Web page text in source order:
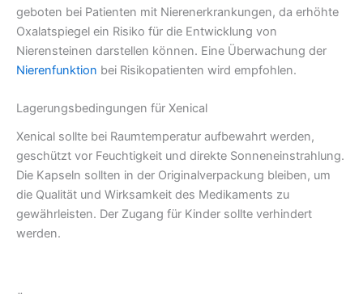
geboten bei Patienten mit Nierenerkrankungen, da erhöhte
Oxalatspiegel ein Risiko für die Entwicklung von
Nierensteinen darstellen können. Eine Überwachung der
Nierenfunktion bei Risikopatienten wird empfohlen.
Lagerungsbedingungen für Xenical
Xenical sollte bei Raumtemperatur aufbewahrt werden,
geschützt vor Feuchtigkeit und direkte Sonneneinstrahlung.
Die Kapseln sollten in der Originalverpackung bleiben, um
die Qualität und Wirksamkeit des Medikaments zu
gewährleisten. Der Zugang für Kinder sollte verhindert
werden.